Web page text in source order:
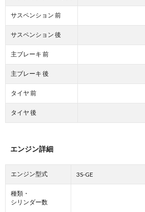
サスペンション 前
サスペンション 後
主ブレーキ 前
主ブレーキ 後
タイヤ 前
タイヤ 後
エンジン詳細
エンジン型式 3S-GE
種類・
シリンダー数